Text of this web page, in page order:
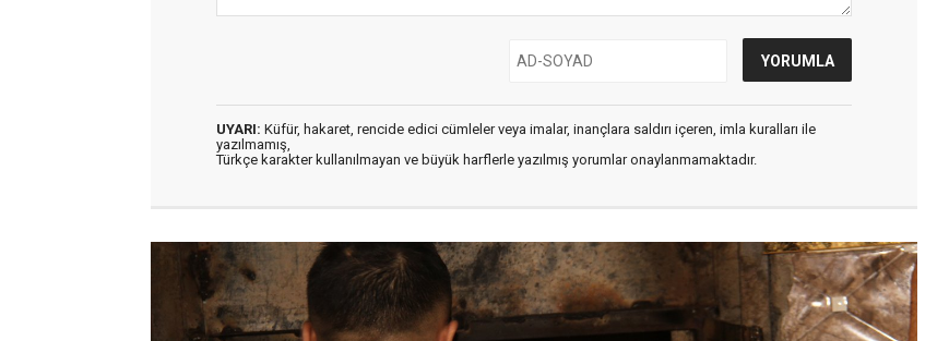
UYARI: Küfür, hakaret, rencide edici cümleler veya imalar, inançlara saldırı içeren, imla kuralları ile
yazılmamış,
Türkçe karakter kullanılmayan ve büyük harflerle yazılmış yorumlar onaylanmamaktadır.